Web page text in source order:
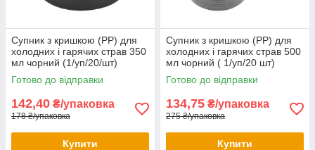
Супник з кришкою (РР) для
холодних і гарячих страв 350
мл чорний (1/уп/20/шт)
Готово до відправки
142,40 ₴/упаковка
178 ₴/упаковка
Купити
Супник з кришкою (РР) для
холодних і гарячих страв 500
мл чорний ( 1/уп/20 шт)
Готово до відправки
134,75 ₴/упаковка
275 ₴/упаковка
Купити